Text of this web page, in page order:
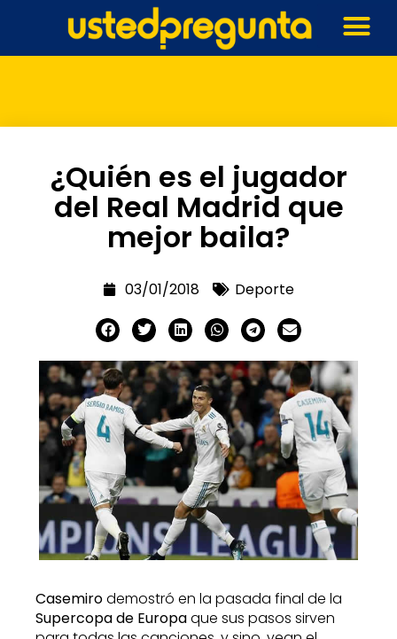
¿Quién es el jugador
del Real Madrid que
mejor baila?
03/01/2018 Deporte
Casemirodemostró en la pasada final de la
Supercopa de Europaque sus pasos sirven